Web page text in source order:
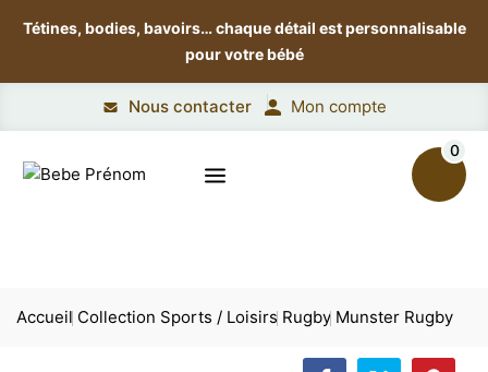
Tétines, bodies, bavoirs…chaque détail est personnalisable
pour votre bébé
Nous contacter Mon compte
0
Accueil Collection Sports / Loisirs Rugby Munster Rugby